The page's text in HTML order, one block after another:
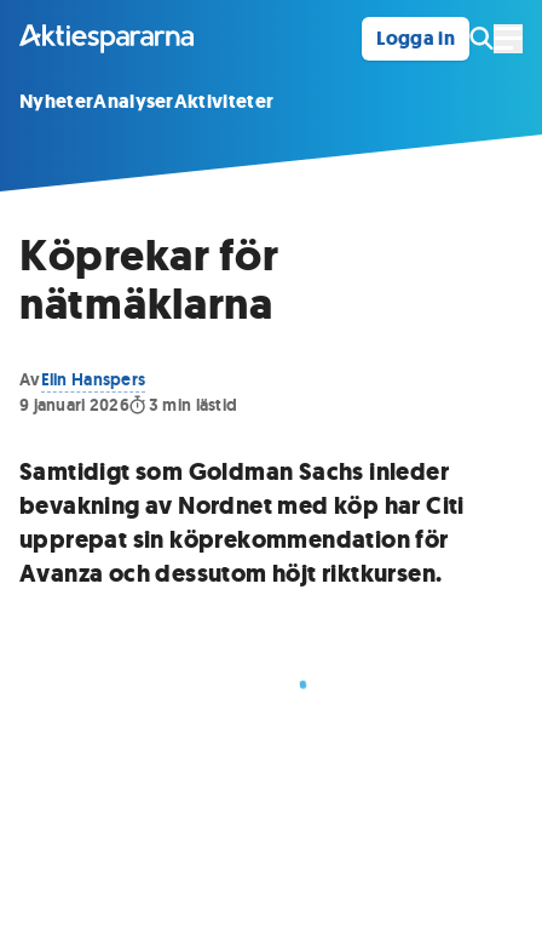
Logga in
NyheterAnalyserAktiviteter
Köprekar för
nätmäklarna
AvElin Hanspers
9 januari 2026
3 min lästid
Samtidigt som Goldman Sachs inleder
bevakning av Nordnet med köp har Citi
upprepat sin köprekommendation för
Avanza och dessutom höjt riktkursen.